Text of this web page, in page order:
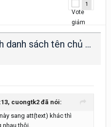
1
Làm cách nào để đánh danh sách tên chủ đầu tư và địa chỉ vào khung bản vẽ nhanh nhất
cuongtk2 đã nói:
sang att(text) khác thì
nhau thôi.